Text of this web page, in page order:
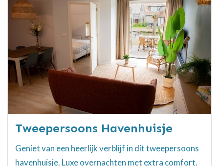
Tweepersoons Havenhuisje
Geniet van een heerlijk verblijf in dit tweepersoons
havenhuisje. Luxe overnachten met extra comfort.